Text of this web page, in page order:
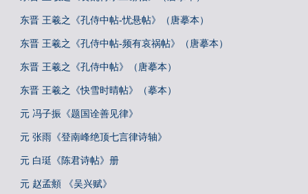
东晋 王羲之《孔侍中帖-忧悬帖》（唐摹本）
东晋 王羲之《孔侍中帖-频有哀祸帖》（唐摹本）
东晋 王羲之《孔侍中帖》（唐摹本）
东晋 王羲之《快雪时晴帖》（摹本）
元 冯子振《题国诠善见律》
元 张雨《登南峰绝顶七言律诗轴》
元 白珽《陈君诗帖》册
元 赵孟頫 《吴兴赋》